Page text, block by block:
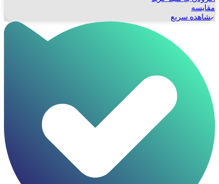
مقایسه
مشاهده سریع